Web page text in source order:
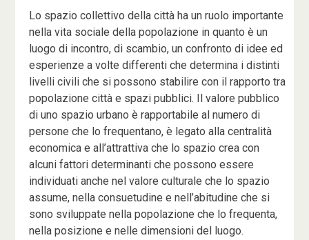
Lo spazio collettivo della città ha un ruolo importante
nella vita sociale della popolazione in quanto è un
luogo di incontro, di scambio, un confronto di idee ed
esperienze a volte differenti che determina i distinti
livelli civili che si possono stabilire con il rapporto tra
popolazione città e spazi pubblici. Il valore pubblico
di uno spazio urbano è rapportabile al numero di
persone che lo frequentano, è legato alla centralità
economica e all’attrattiva che lo spazio crea con
alcuni fattori determinanti che possono essere
individuati anche nel valore culturale che lo spazio
assume, nella consuetudine e nell’abitudine che si
sono sviluppate nella popolazione che lo frequenta,
nella posizione e nelle dimensioni del luogo.